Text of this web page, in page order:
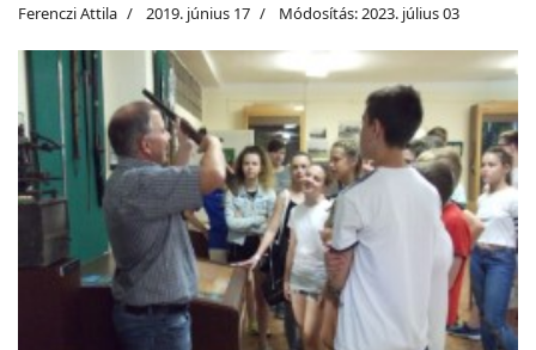
Ferenczi Attila 2019. június 17 Módosítás: 2023. július 03